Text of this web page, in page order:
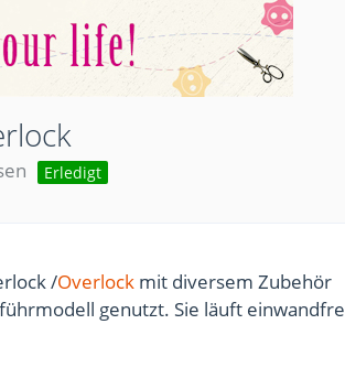
Erledigt
/Overlock mit diversem Zubehör
genutzt. Sie läuft